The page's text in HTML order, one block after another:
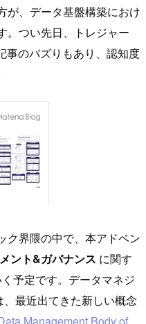
が、データ基盤構築におけ
。つい先日、トレジャー
事のバズりもあり、認知度
ク界隈の中で、本アドベン
ント&ガバナンス に関す
予定です。データマネジ
最近出てきた新しい概念